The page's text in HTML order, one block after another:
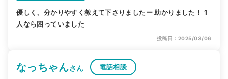
優しく、分かりやすく教えて下さりましたー 助かりました！ 1
人なら困っていました
投稿日：2025/03/06
なっちゃんさん 電話相談